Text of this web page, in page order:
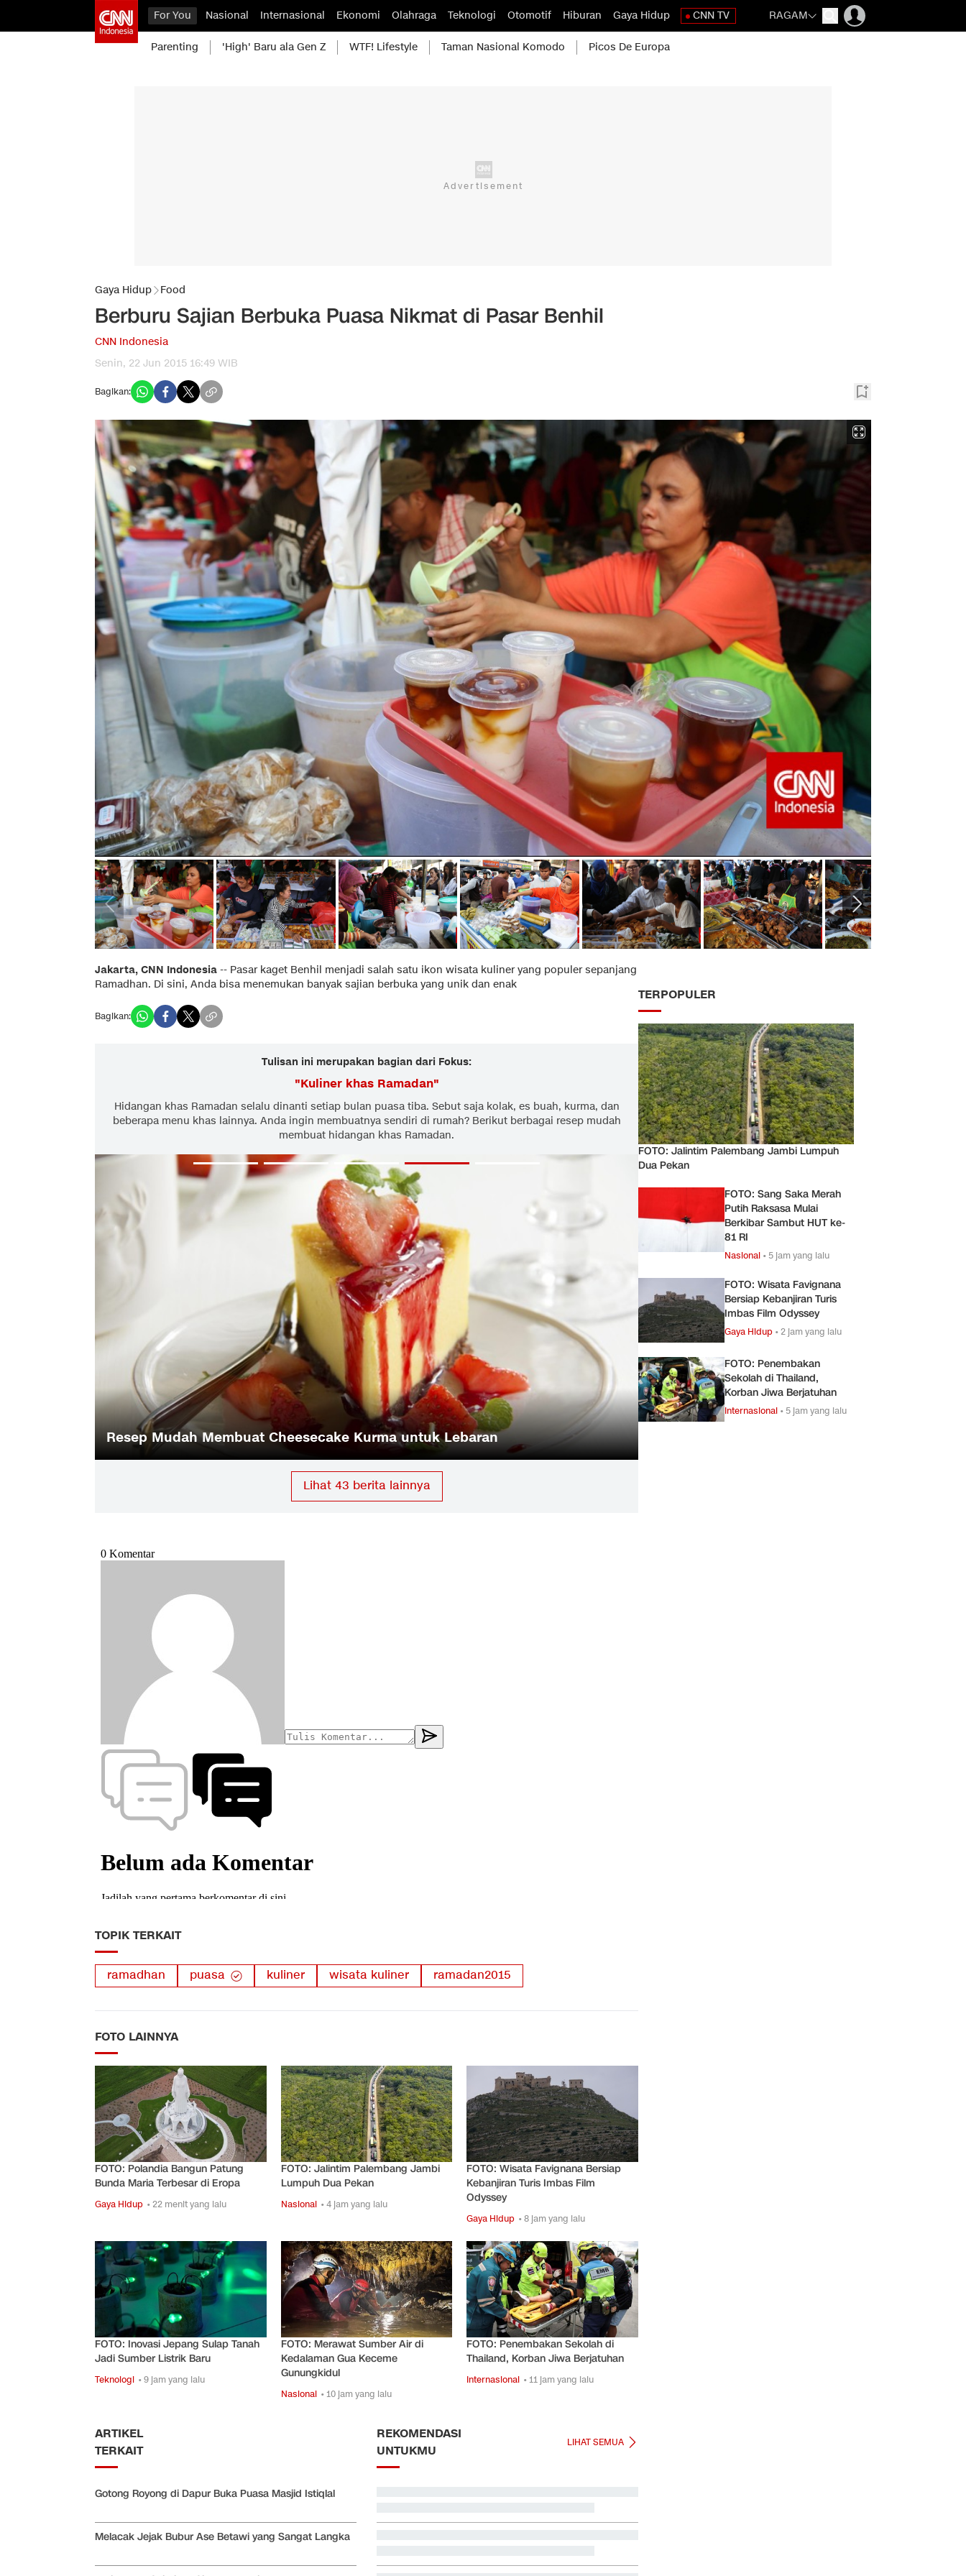
For You Nasional Internasional Ekonomi Olahraga Teknologi Otomotif Hiburan Gaya Hidup CNN TV RAGAM
Parenting 'High' Baru ala Gen Z WTF! Lifestyle Taman Nasional Komodo Picos De Europa
Gaya Hidup Food
Berburu Sajian Berbuka Puasa Nikmat di Pasar Benhil
CNN Indonesia
Senin, 22 Jun 2015 16:49 WIB
Bagikan:
Jakarta, CNN Indonesia -- Pasar kaget Benhil menjadi salah satu ikon wisata kuliner yang populer sepanjang
Ramadhan. Di sini, Anda bisa menemukan banyak sajian berbuka yang unik dan enak
Bagikan:
Tulisan ini merupakan bagian dari Fokus:
"Kuliner khas Ramadan"
Hidangan khas Ramadan selalu dinanti setiap bulan puasa tiba. Sebut saja kolak, es buah, kurma, dan
beberapa menu khas lainnya. Anda ingin membuatnya sendiri di rumah? Berikut berbagai resep mudah
membuat hidangan khas Ramadan.
Berburu Takjil Ramadan di Condet
Lihat 43 berita lainnya
TOPIK TERKAIT
ramadhan puasa kuliner wisata kuliner ramadan2015
FOTO LAINNYA
FOTO: Polandia Bangun Patung
Bunda Maria Terbesar di Eropa
Gaya Hidup • 22 menit yang lalu
FOTO: Jalintim Palembang Jambi
Lumpuh Dua Pekan
Nasional • 4 jam yang lalu
FOTO: Wisata Favignana Bersiap
Kebanjiran Turis Imbas Film
Odyssey
Gaya Hidup • 8 jam yang lalu
FOTO: Inovasi Jepang Sulap Tanah
Jadi Sumber Listrik Baru
Teknologi • 9 jam yang lalu
FOTO: Merawat Sumber Air di
Kedalaman Gua Keceme
Gunungkidul
Nasional • 10 jam yang lalu
FOTO: Penembakan Sekolah di
Thailand, Korban Jiwa Berjatuhan
Internasional • 11 jam yang lalu
ARTIKEL
TERKAIT
Gotong Royong di Dapur Buka Puasa Masjid Istiqlal
Melacak Jejak Bubur Ase Betawi yang Sangat Langka
REKOMENDASI
UNTUKMU
LIHAT SEMUA
TERPOPULER
FOTO: Jalintim Palembang Jambi Lumpuh
Dua Pekan
FOTO: Sang Saka Merah
Putih Raksasa Mulai
Berkibar Sambut HUT ke-
81 RI
Nasional • 5 jam yang lalu
FOTO: Wisata Favignana
Bersiap Kebanjiran Turis
Imbas Film Odyssey
Gaya Hidup •2 jam yang lalu
FOTO: Penembakan
Sekolah di Thailand,
Korban Jiwa Berjatuhan
Internasional • 5 jam yang lalu